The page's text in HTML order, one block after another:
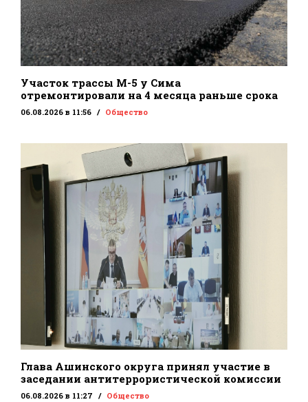
Участок трассы М-5 у Сима
отремонтировали на 4 месяца раньше срока
06.08.2026 в 11:56 Общество
Глава Ашинского округа принял участие в
заседании антитеррористической комиссии
06.08.2026 в 11:27 Общество